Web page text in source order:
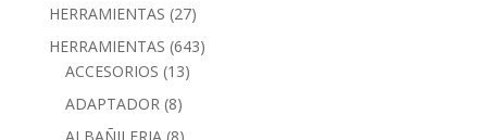
HERRAMIENTAS (27)
HERRAMIENTAS (643)
ACCESORIOS (13)
ADAPTADOR (8)
ALBAÑILERIA (8)